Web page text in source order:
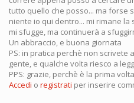
tutto quello che posso... ma forse
niente io qui dentro... mi rimane
mi sfugge, ma continuerà a
Un abbraccio, e buona giornata
PS: in pratica perchè non scrivete
gente, e qualche volta riesco a
PPS: grazie, perchè è la prima
Accedi o registrati per inserire